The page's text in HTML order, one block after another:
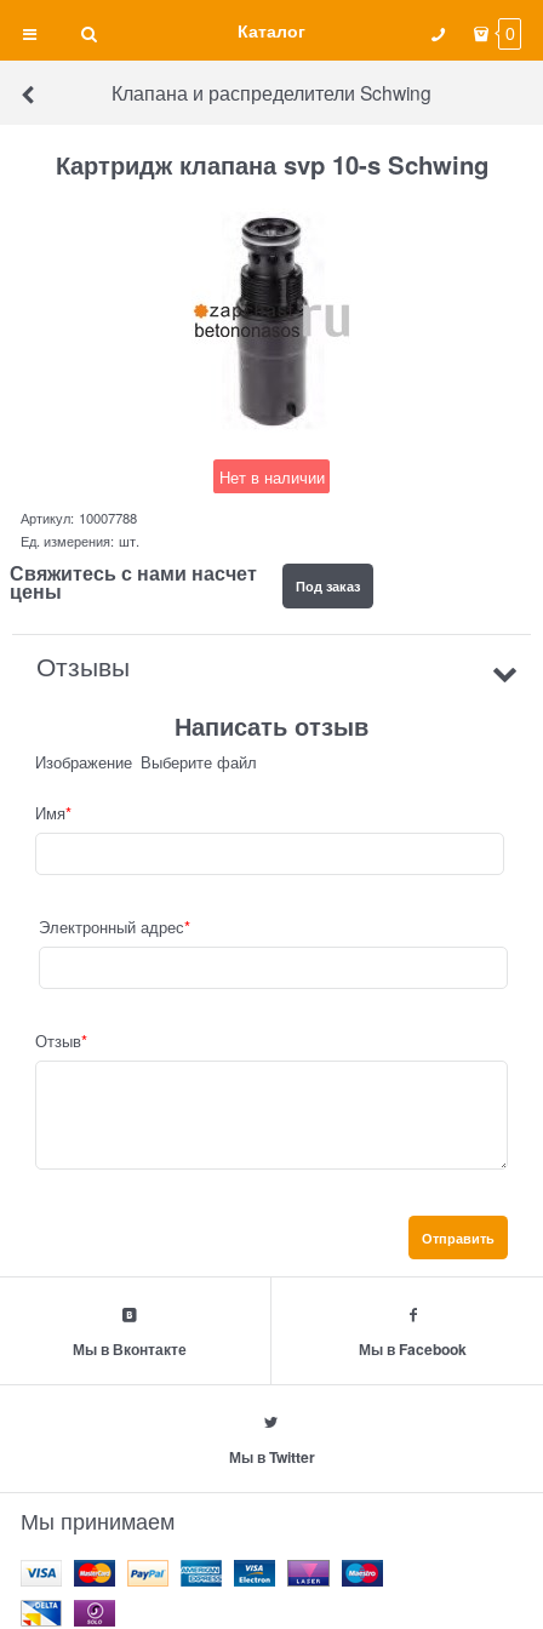
Каталог 0
Клапана и распределители Schwing
Картридж клапана svp 10-s Schwing
Нет в наличии
Артикул: 10007788
Ед. измерения: шт.
Свяжитесь с нами насчет
цены Под заказ
Отзывы
Написать отзыв
Изображение Выберите файл
Имя
Электронный адрес
Отзыв
Мы в Вконтакте Мы в Facebook
Мы в Twitter
Мы принимаем